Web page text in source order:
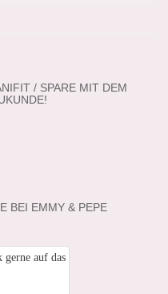
/ SPARE MIT DEM
BEI EMMY & PEPE